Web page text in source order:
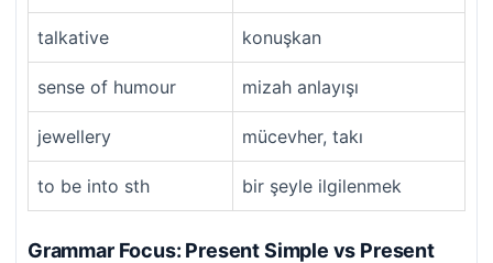
talkative konuşkan
sense of humour mizah anlayışı
jewellery mücevher, takı
to be into sth bir şeyle ilgilenmek
Grammar Focus: Present Simple vs Present